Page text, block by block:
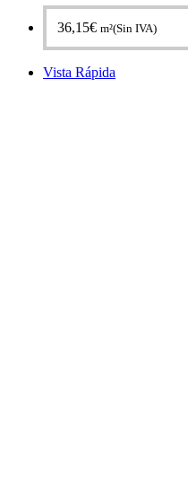
36,15€ m²(Sin IVA)
Vista Rápida